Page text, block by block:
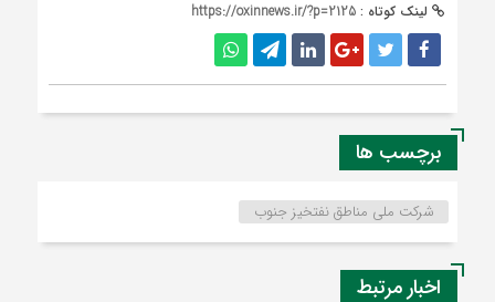
لینک کوتاه : https://oxinnews.ir/?p=2125
برچسب ها
شرکت ملی مناطق نفتخیز جنوب
اخبار مرتبط